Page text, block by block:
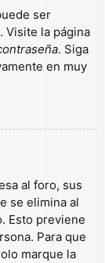
ser
Visite la página
. Siga
en muy
al foro, sus
se elimina al
Esto previene
Para que
marque la